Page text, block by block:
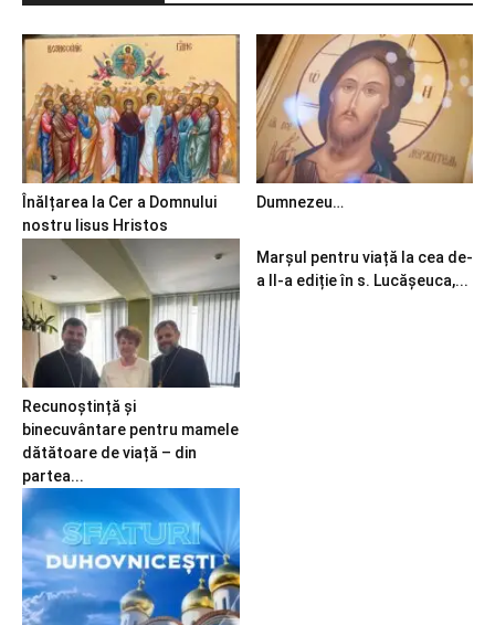
Înălțarea la Cer a Domnului
nostru Iisus Hristos
Dumnezeu…
Recunoștință și
binecuvântare pentru mamele
dătătoare de viață – din
partea...
Marșul pentru viață la cea de-
a II-a ediție în s. Lucășeuca,...